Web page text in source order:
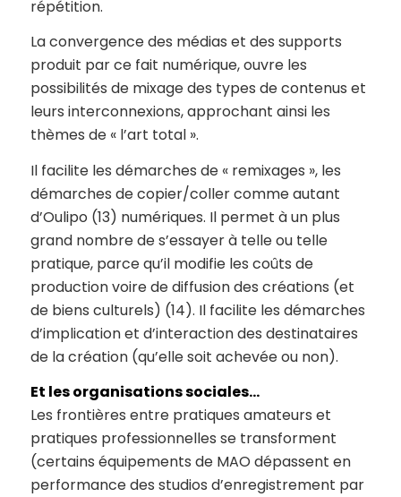
répétition.
La convergence des médias et des supports
produit par ce fait numérique, ouvre les
possibilités de mixage des types de contenus et
leurs interconnexions, approchant ainsi les
thèmes de « l’art total ».
Il facilite les démarches de « remixages », les
démarches de copier/coller comme autant
d’Oulipo (13) numériques. Il permet à un plus
grand nombre de s’essayer à telle ou telle
pratique, parce qu’il modifie les coûts de
production voire de diffusion des créations (et
de biens culturels) (14). Il facilite les démarches
d’implication et d’interaction des destinataires
de la création (qu’elle soit achevée ou non).
Et les organisations sociales…
Les frontières entre pratiques amateurs et
pratiques professionnelles se transforment
(certains équipements de MAO dépassent en
performance des studios d’enregistrement par